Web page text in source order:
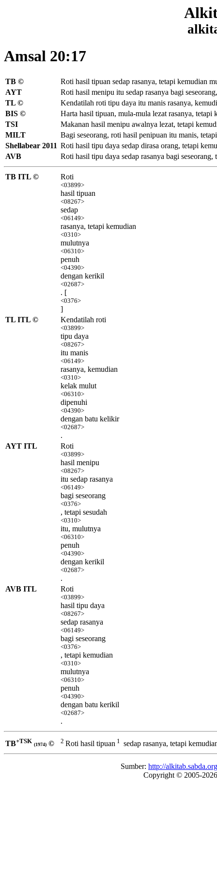
Amsal 20:17
TB © Roti hasil tipuan sedap rasanya, tetapi kemudian
AYT
Roti hasil menipu itu sedap rasanya bagi
TL ©
Kendatilah roti tipu daya itu manis rasanya,
BIS ©
Harta hasil tipuan, mula-mula lezat rasanya, tetapi
TSI
Makanan hasil menipu awalnya lezat, tetapi
MILT
Bagi seseorang, roti hasil penipuan itu manis,
Shellabear 2011 Roti hasil tipu daya sedap dirasa orang, tetapi
AVB
Roti hasil tipu daya sedap rasanya bagi
TB ITL © Roti
<03899>
hasil tipuan
<08267>
sedap
<06149>
rasanya, tetapi kemudian
<0310>
mulutnya
<06310>
penuh
<04390>
dengan kerikil
<02687>
. [
<0376>
]
TL ITL ©
Kendatilah roti
<03899>
tipu daya
<08267>
itu manis
<06149>
rasanya, kemudian
<0310>
kelak mulut
<06310>
dipenuhi
<04390>
dengan batu kelikir
<02687>
.
AYT ITL
Roti
<03899>
hasil menipu
<08267>
itu sedap rasanya
<06149>
bagi seseorang
<0376>
, tetapi sesudah
<0310>
itu, mulutnya
<06310>
penuh
<04390>
dengan kerikil
<02687>
.
AVB ITL
Roti
<03899>
hasil tipu daya
<08267>
sedap rasanya
<06149>
bagi seseorang
<0376>
, tetapi kemudian
<0310>
mulutnya
<06310>
penuh
<04390>
dengan batu kerikil
<02687>
.
TB+TSK (1974) © 2 Roti hasil tipuan 1 sedap rasanya, tetapi
Sumber: http://
Copyright © 2005-